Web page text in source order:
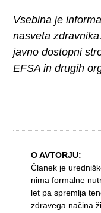
Vsebina je
nasveta
javno dostopni
EFSA in drugih
O AVTORJU:
Članek je
nima formalne
let pa spremlja
zdravega načina